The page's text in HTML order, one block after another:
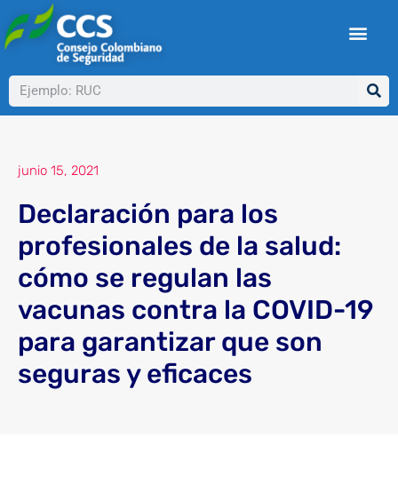
al
contenido
Buscar
junio 15, 2021
Declaración para los
profesionales de la salud:
cómo se regulan las
vacunas contra la COVID-19
para garantizar que son
seguras y eficaces